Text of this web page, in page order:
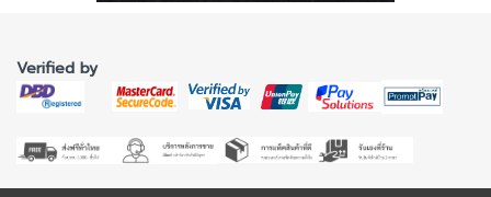
Verified by